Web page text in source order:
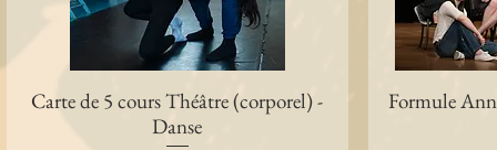
Aperçu rapide
Carte de 5 cours Théâtre (corporel) -
Danse
Formule